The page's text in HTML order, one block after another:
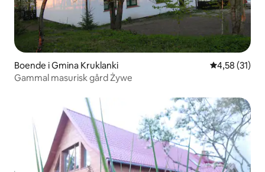
Boende i Gmina Kruklanki 4,58 av 5 i
4,58 (31)
Gammal masurisk gård Żywe